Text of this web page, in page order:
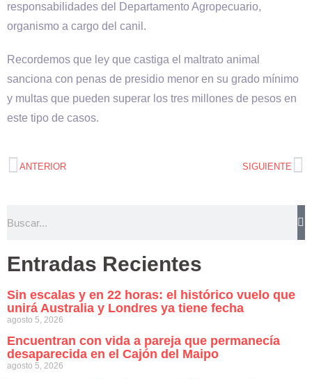
responsabilidades del Departamento Agropecuario,
organismo a cargo del canil.
Recordemos que ley que castiga el maltrato animal
sanciona con penas de presidio menor en su grado mínimo
y multas que pueden superar los tres millones de pesos en
este tipo de casos.
ANTERIOR SIGUIENTE
Entradas Recientes
Sin escalas y en 22 horas: el histórico vuelo que
unirá Australia y Londres ya tiene fecha
agosto 5, 2026
Encuentran con vida a pareja que permanecía
desaparecida en el Cajón del Maipo
agosto 5, 2026